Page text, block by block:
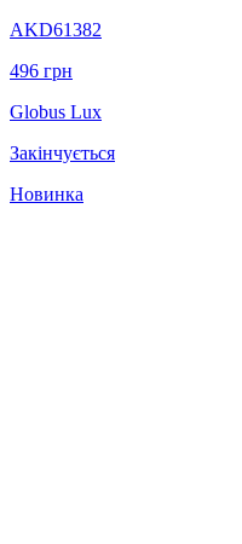
AKD61382
496 грн
Globus Lux
Закінчується
Новинка